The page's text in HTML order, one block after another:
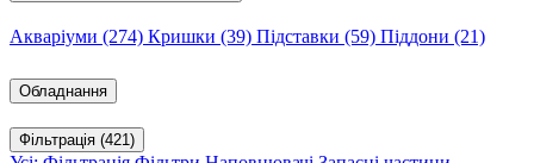
Акваріуми (274) Кришки (39) Підставки (59) Піддони (21)
Обладнання
Фільтрація (421)